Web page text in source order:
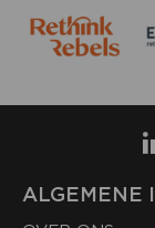
ALGEMENE